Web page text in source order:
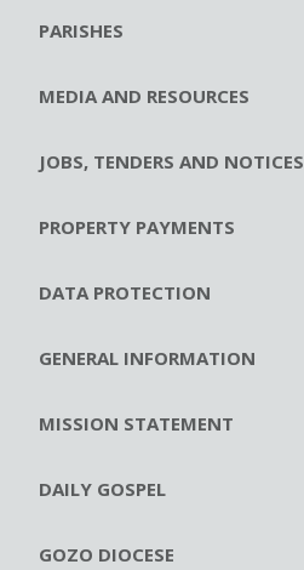
PARISHES
MEDIA AND RESOURCES
JOBS, TENDERS AND NOTICES
PROPERTY PAYMENTS
DATA PROTECTION
GENERAL INFORMATION
MISSION STATEMENT
DAILY GOSPEL
GOZO DIOCESE